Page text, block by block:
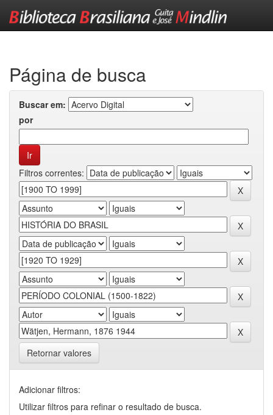
Página de busca
Buscar em:
por
Filtros correntes:
Retornar valores
Adicionar filtros:
Utilizar filtros para refinar o resultado de busca.